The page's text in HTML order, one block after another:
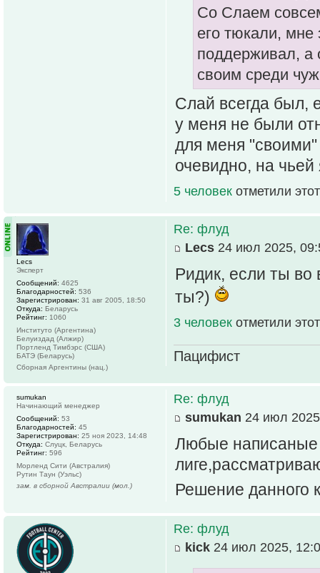
Со Слаем
его тюкали, мне
поддерживал, а
своим среди
Слай всегда был,
у меня не были
для меня
очевидно, на чьей
5 человек отметили
Re: флуд
Lecs 24 июл 2025,
Ридик, если ты во
ты?)
3 человек отметили
Пацифист
Lecs
Эксперт
Сообщений: 4625
Благодарностей: 536
Зарегистрирован: 31 авг 2005, 18:50
Откуда: Беларусь
Рейтинг: 1060
Институто (Аргентина)
Белуиздад (Алжир)
Портленд Тимбэрс (США)
БАТЭ (Беларусь)
Сборная Аргентины (нац.)
Re: флуд
sumukan 24 июл
Любые написаные
Решение данного
sumukan
Начинающий менеджер
Сообщений: 53
Благодарностей: 45
Зарегистрирован: 25 ноя 2023, 14:48
Откуда: Слуцк, Беларусь
Рейтинг: 596
Морленд Сити (Австралия)
Рутин Таун (Уэльс)
зам. в сборной Австралии (мол.)
Re: флуд
kick 24 июл 2025,